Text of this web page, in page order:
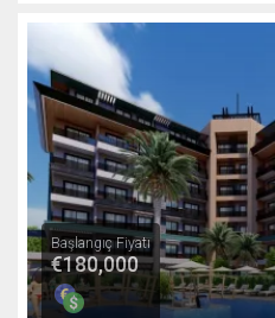
Başlangıç Fiyatı
€180,000